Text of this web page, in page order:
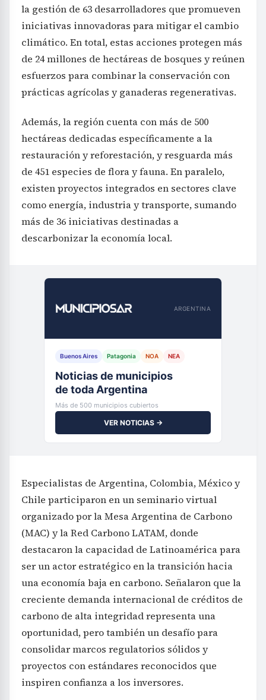
la gestión de 63 desarrolladores que promueven
iniciativas innovadoras para mitigar el cambio
climático. En total, estas acciones protegen más
de 24 millones de hectáreas de bosques y reúnen
esfuerzos para combinar la conservación con
prácticas agrícolas y ganaderas regenerativas.
Además, la región cuenta con más de 500
hectáreas dedicadas específicamente a la
restauración y reforestación, y resguarda más
de 451 especies de flora y fauna. En paralelo,
existen proyectos integrados en sectores clave
como energía, industria y transporte, sumando
más de 36 iniciativas destinadas a
descarbonizar la economía local.
ARGENTINA
Buenos Aires Patagonia NOA NEA
Noticias de municipios
de toda Argentina
Más de 500 municipios cubiertos
VER NOTICIAS →
Especialistas de Argentina, Colombia, México y
Chile participaron en un seminario virtual
organizado por la Mesa Argentina de Carbono
(MAC) y la Red Carbono LATAM, donde
destacaron la capacidad de Latinoamérica para
ser un actor estratégico en la transición hacia
una economía baja en carbono. Señalaron que la
creciente demanda internacional de créditos de
carbono de alta integridad representa una
oportunidad, pero también un desafío para
consolidar marcos regulatorios sólidos y
proyectos con estándares reconocidos que
inspiren confianza a los inversores.